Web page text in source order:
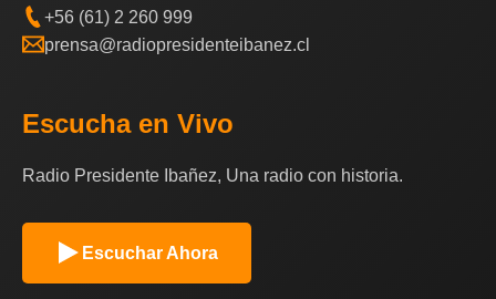
+56 (61) 2 260 999
prensa@radiopresidenteibanez.cl
Escucha en Vivo
Radio Presidente Ibañez, Una radio con historia.
Escuchar Ahora